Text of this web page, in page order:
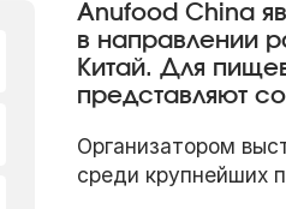
Anufood China
в направлении
Китай. Для
представляют
Организатором
среди крупнейших